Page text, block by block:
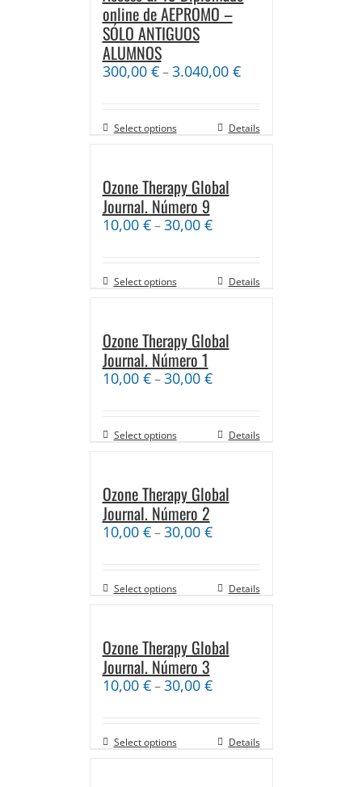
online de AEPROMO –
SÓLO ANTIGUOS
ALUMNOS
300,00 €–3.040,00 €
Select options Details
Ozone Therapy Global
Journal. Número 9
10,00 €–30,00 €
Select options Details
Ozone Therapy Global
Journal. Número 1
10,00 €–30,00 €
Select options Details
Ozone Therapy Global
Journal. Número 2
10,00 €–30,00 €
Select options Details
Ozone Therapy Global
Journal. Número 3
10,00 €–30,00 €
Select options Details